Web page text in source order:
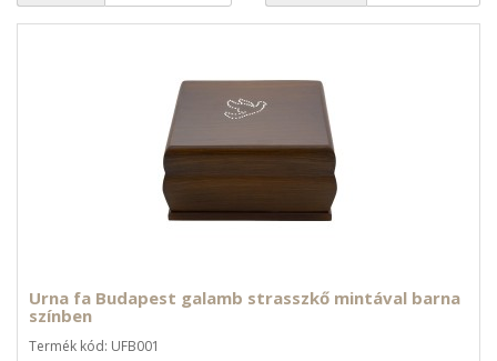
Urna fa Budapest galamb strasszkő mintával barna
színben
Termék kód: UFB001